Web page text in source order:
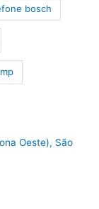
bosch
Oeste), São